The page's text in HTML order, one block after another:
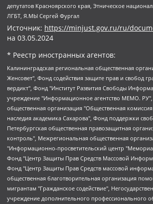
депутатов Красноярского края, Этническое
ЛГБТ, Я.МЫ Сергей Фургал
Источник: https://minjust.gov.ru/ru/
на 03.05.2024
* Реестр иностранных агентов:
Калининградская региональная общественная организация "Экозащита!-Женсовет", Фонд содействия защите прав и свобод граждан "Общественный вердикт", Фонд "Институт Развития Свободы Информации", Частное учреждение "Информационное агентство МЕМО. РУ", Региональная общественная организация "Общественная комиссия по сохранению наследия академика Сахарова", Фонд поддержки свободы прессы, Санкт-Петербургская общественная правозащитная организация "Гражданский контроль", Межрегиональная общественная организация "Информационно-просветительский центр "Мемориал", Региональный Фонд "Центр Защиты Прав Средств Массовой Информации", с 05.12.2023 Фонд "Центр Защиты Прав Средств массовой информации", Региональная общественная благотворительная организация помощи беженцам и мигрантам "Гражданское содействие", Негосударственное образовательное учреждение дополнительного профессионального образования (повышение квалификации) специалистов "АКАДЕМИЯ ПО ПРАВАМ ЧЕЛОВЕКА", Свердловская региональная общественная организация "Сутяжник", Автономная некоммерческая организация "Центр независимых социологических исследований", Союз общественных объединений "Российский исследовательский центр по правам человека", Региональное общественное учреждение научно-информационный центр "МЕМОРИАЛ", Некоммерческая организация "Фонд защиты гласности", Автономная некоммерческая организация "Институт прав человека", Городская общественная организация "Екатеринбургское общество "МЕМОРИАЛ", Городская общественная организация "Рязанское историко-просветительское и правозащитное общество "Мемориал" (Рязанский Мемориал), Челябинский региональный орган общественной самодеятельности – женское общественное объединение "Женщины Евразии", Челябинский региональный орган общественной самодеятельности "Уральская правозащитная группа", Фонд содействия защите здоровья и социальной справедливости имени Андрея Рылькова, Автономная Некоммерческая Организация "Аналитический Центр Юрия Левады", Автономная некоммерческая организация социальной поддержки населения "Проект Апрель", Региональная общественная организация помощи женщинам и детям, находящимся в кризисной ситуации "Информационно-методический центр "Анна", Фонд содействия развитию массовых коммуникаций и правовому просвещению "Так-так-Так", Фонд содействия устойчивому развитию "Серебряная тайга", Свердловский региональный общественный фонд социальных проектов "Новое время", "Idel.Реалии", Кавказ.Реалии, Крым.Реалии, Телеканал Настоящее Время, Татаро-башкирская служба Радио Свобода (Azatliq Radiosi), Радио Свободная Европа/Радио Свобода (PCE/PC), "Сибирь.Реалии", "Фактограф", Благотворительный фонд помощи осужденным и их семьям, Автономная некоммерческая организация "Институт глобализации и социальных движений", Фонд "В защиту прав заключенных", Частное учреждение "Центр поддержки и содействия развитию средств массовой информации", Пензенский региональный общественный благотворительный фонд "Гражданский союз", "Север.Реалии", Некоммерческая организация Фонд "Правовая инициатива", Общество с ограниченной ответственностью "Радио Свободная Европа/Радио Свобода", Чешское информационное агентство "MEDIUM-ORIENT", Красноярская региональная общественная организация "Мы против СПИДа", Камалягин Денис Николаевич, Маркелов Сергей Евгеньевич, Пономарев Лев Александрович, Савицкая Людмила Алексеевна, Автономная некоммерческая организация "Центр по работе с проблемой насилия "НАСИЛИЮ.НЕТ", Межрегиональный профессиональный союз работников здравоохранения "Альянс врачей", Юридическое лицо, зарегистрированное в Латвийской Республике, SIA "Medusa Project" (регистрационный номер 40103797863, дата регистрации 10.06.2014), Некоммерческая организация "Фонд по борьбе с коррупцией", Автономная некоммерческая организация "Институт права и публичной политики", Баданин Роман Сергеевич, Гликин Максим Александрович, Железнова Мария Михайловна, Лукьянова Юлия Сергеевна, Маетная Елизавета Витальевна, Маняхин Петр Борисович, Чуракова Ольга Владимировна, Ярош Юлия Петровна, Юридическое лицо "The Insider SIA", зарегистрированное в Риге, Латвийская Республика (дата регистрации 26.06.2015), являющееся администратором доменного имени интернет-издания "The Insider SIA", https://theins.ru, Постернак Алексей Евгеньевич, Рубин Михаил Аркадьевич, Анин Роман Александрович, Юридическое лицо Istories fonds, зарегистрированное в Латвийской Республике (регистрационный номер 50008295751, дата регистрации 24.02.2020), Великовский Дмитрий Александрович, Долинина Ирина Николаевна, Мароховская Алеся Алексеевна, Шлейнов Роман Юрьевич, Шмагун Олеся Валентиновна, Общество с ограниченной ответственностью "Альтаир 2021", Общество с ограниченной ответственностью "Вега 2021", Общество с ограниченной ответственностью "Главный редактор 2021", Общество с ограниченной ответственностью "Ромашки монолит", Важенков Артем Валерьевич, Ивановская областная общественная организация "Центр гендерных исследований", Гурман Юрий Альбертович, Медиапроект "ОВД-Инфо", Егоров Владимир Владимирович, Жилинский Владимир Александрович, Общество с ограниченной ответственностью "ЗП", Иванова София Юрьевна, Карезина Инна Павловна, Кильтау Екатерина Викторовна, Петров Алексей Викторович, Пискунов Сергей Евгеньевич, Смирнов Сергей Сергеевич, Тихонов Михаил Сергеевич, Общество с ограниченной ответственностью "ЖУРНАЛИСТ-ИНОСТРАННЫЙ АГЕНТ", Арапова Галина Юрьевна, Вольтская Татьяна Анатольевна, Американская компания "Mason G.E.S. Anonymous Foundation" (США), являющаяся владельцем интернет-издания https://mnews.world/, Компания "Stichting Bellingcat", зарегистрированная в Нидерландах (дата регистрации 11.07.2018), Захаров Андрей Вячеславович, Клепиковская Екатерина Дмитриевна, Общество с ограниченной ответственностью "МЕМО", Перл Роман Александрович, Симонов Евгений Алексеевич, Соловьева Елена Анатольевна, Сотников Даниил Владимирович, Сурначева Елизавета Дмитриевна, Автономная некоммерческая организация по защите прав человека и информированию населения "Якутия – Наше Мнение", Общество с ограниченной ответственностью "Москоу диджитал медиа", с 26.01.2023 Общество с ограниченной ответственностью "Чайка Белые сады", Ветошкина Валерия Валерьевна, Заговора Максим Александрович, Межрегиональное общественное движение "Российская ЛГБТ - сеть", Оленичев Максим Владимирович, Павлов Иван Юрьевич, Скворцова Елена Сергеевна, Общество с ограниченной ответственностью "Как бы инагент", Кочетков Игорь Викторович, Общество с ограниченной ответственностью "Честные выборы", Еланчик Олег Александрович, Общество с ограниченной ответственностью "Нобелевский призыв", Гималова Регина Эмилевна, Григорьев Андрей Валерьевич, Григорьева Алина Александровна, Ассоциация по содействию защите прав призывников, альтернативнослужащих и военнослужащих "Правозащитная группа "Гражданин.Армия.Право", Хисамова Регина Фаритовна, Автономная некоммерческая организация по реализации социально-правовых программ "Лилит", Дальневосточное общественное движение "Маяк", Санкт-Петербургская ЛГБТ-инициативная группа "Выход", Инициативная группа ЛГБТ+ "Реверс", Алексеев Андрей Викторович, Бекбулатова Таисия Львовна, Беляев Иван Михайлович, Владыкина Елена Сергеевна, Гельман Марат Александрович, Никульшина Вероника